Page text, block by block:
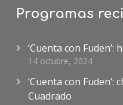
Programas
‘Cuenta con
14 octubre, 2024
‘Cuenta con
Cuadrado